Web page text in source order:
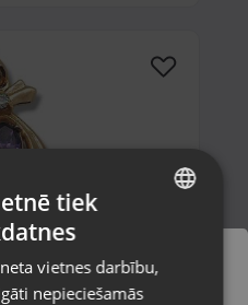
24 mēneši)
RUSSIAN
tiek
vietnes darbību,
nepieciešamās